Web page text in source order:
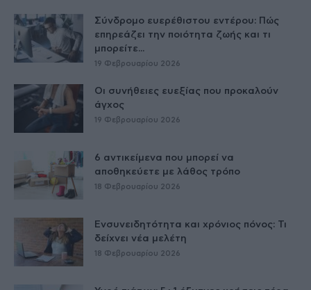
Σύνδρομο ευερέθιστου εντέρου: Πώς
επηρεάζει την ποιότητα ζωής και τι
μπορείτε...
19 Φεβρουαρίου 2026
Οι συνήθειες ευεξίας που προκαλούν
άγχος
19 Φεβρουαρίου 2026
6 αντικείμενα που μπορεί να
αποθηκεύετε με λάθος τρόπο
18 Φεβρουαρίου 2026
Ενσυνειδητότητα και χρόνιος πόνος: Τι
δείχνει νέα μελέτη
18 Φεβρουαρίου 2026